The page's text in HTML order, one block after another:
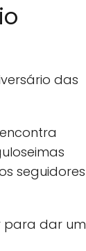
das
seguidores
para dar um